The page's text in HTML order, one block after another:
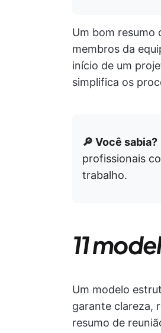
Um bom resumo
membros da
início de um
simplifica os
🔎 Você sabia?
profissionais
trabalho.
11
Um modelo
garante clareza,
resumo de